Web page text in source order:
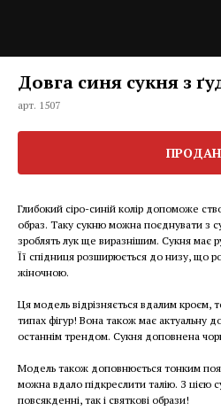
Довга синя сукня з
арт. 1507
Глибокий сіро-синій колір допоможе
образ. Таку сукню можна поєднувати з
зроблять лук ще виразнішим. Сукня має
Її спідниця розширюється до низу, що
жіночною.
Ця модель відрізняється вдалим кроєм,
типах фігур! Вона також має актуальну
останнім трендом. Сукня доповнена
Модель також доповнюється тонким
можна вдало підкреслити талію. З цією
повсякденні, так і святкові образи!